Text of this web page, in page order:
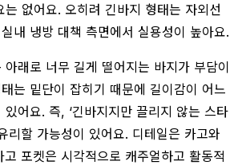
는 없어요. 오히려 긴바지 형태는 자외선
내 냉방 대책 측면에서 실용성이 높아요.
래로 너무 길게 떨어지는 바지가 부담이
는 밑단이 잡히기 때문에 길이감이 어느
어요. 즉, ‘긴바지지만 끌리지 않는 스타
리할 가능성이 있어요. 디테일은 카고와
포켓은 시각적으로 캐주얼하고 활동적